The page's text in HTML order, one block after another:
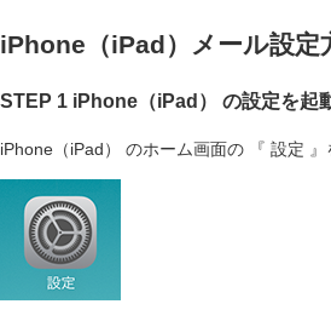
iPhone（iPad）メール設定
STEP 1 iPhone（iPad） の設定を起
iPhone（iPad） のホーム画面の 『 設定 』